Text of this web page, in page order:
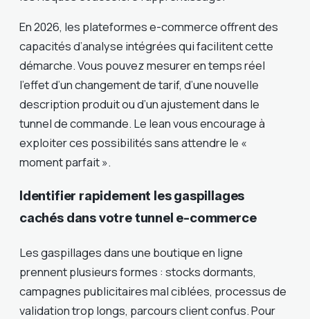
En 2026, les plateformes e-commerce offrent des
capacités d’analyse intégrées qui facilitent cette
démarche. Vous pouvez mesurer en temps réel
l’effet d’un changement de tarif, d’une nouvelle
description produit ou d’un ajustement dans le
tunnel de commande. Le lean vous encourage à
exploiter ces possibilités sans attendre le «
moment parfait ».
Identifier rapidement les gaspillages
cachés dans votre tunnel e-commerce
Les gaspillages dans une boutique en ligne
prennent plusieurs formes : stocks dormants,
campagnes publicitaires mal ciblées, processus de
validation trop longs, parcours client confus. Pour